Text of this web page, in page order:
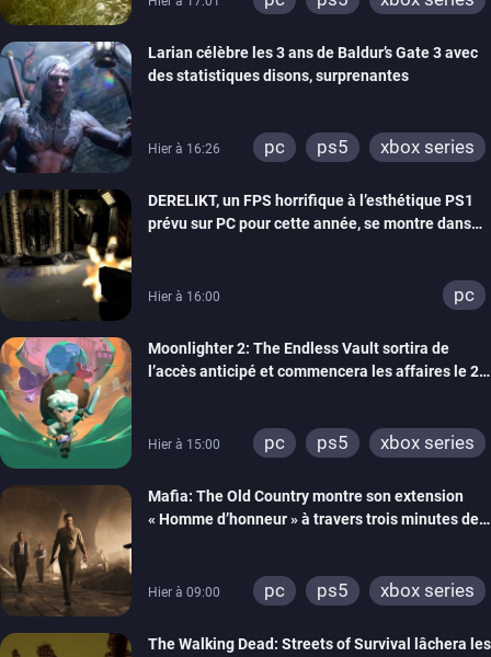
Larian célèbre les 3 ans de Baldur’s Gate 3 avec
des statistiques disons, surprenantes
Hier à 16:26 pc ps5 xbox series
DERELIKT, un FPS horrifique à l’esthétique PS1
prévu sur PC pour cette année, se montre dans
Hier à 16:00 pc
Moonlighter 2: The Endless Vault sortira de
l’accès anticipé et commencera les affaires le 2
Hier à 15:00 pc ps5 xbox series
Mafia: The Old Country montre son extension
« Homme d’honneur » à travers trois minutes de
Hier à 09:00 pc ps5 xbox series
The Walking Dead: Streets of Survival lâchera les